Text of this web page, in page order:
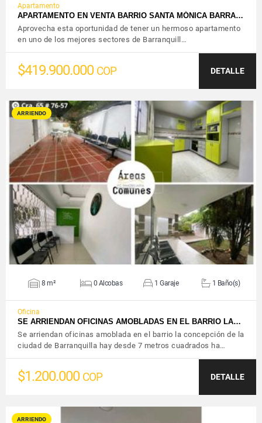
Apartamento
APARTAMENTO EN VENTA BARRIO SANTA MÓNICA BARRA…
Aprovecha esta oportunidad de tener un hermoso apartamento
en uno de los mejores sectores de Barranquill…
$419.900.000 COP DETALLE
ARRIENDO
VER DETALLES
8 m² 0 Alcobas 1 Garaje 1 Baño(s)
Oficina
SE ARRIENDAN OFICINAS AMOBLADAS EN EL BARRIO LA…
Se arriendan oficinas amoblada en el barrio la concepción de la
ciudad de Barranquilla hay desde 7 metros cuadrados ha…
$1.200.000 COP DETALLE
ARRIENDO